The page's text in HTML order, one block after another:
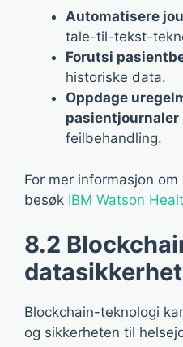
Automatisere
tale-til-tekst-
Forutsi
historiske data.
Oppdage
pasientjournaler
feilbehandling.
For mer informasjon
besøk IBM Watson
8.2
datasikkerhet
Blockchain-teknologi
og sikkerheten til